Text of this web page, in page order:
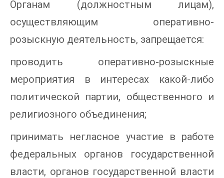
Органам (должностным лицам),
осуществляющим оперативно-
розыскную деятельность, запрещается:
проводить оперативно-розыскные
мероприятия в интересах какой-либо
политической партии, общественного и
религиозного объединения;
принимать негласное участие в работе
федеральных органов государственной
власти, органов государственной власти